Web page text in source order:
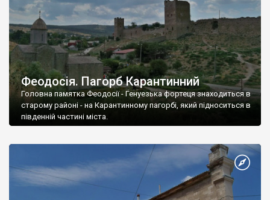
Феодосія. Пагорб Карантинний
Головна памятка Феодосії - Генуезька фортеця знаходиться в
старому районі - на Карантинному пагорбі, який підноситься в
південній частині міста.